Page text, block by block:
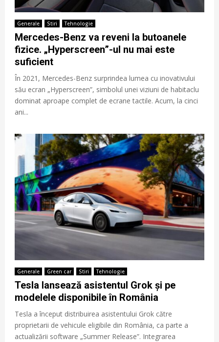
Generale Stiri Tehnologie
Mercedes-Benz va reveni la butoanele
fizice. „Hyperscreen”-ul nu mai este
suficient
În 2021, Mercedes-Benz surprindea lumea cu inovativului
său ecran „Hyperscreen”, simbolul unei viziuni de habitaclu
dominat aproape complet de ecrane tactile. Acum, la cinci
ani...
Generale Green car Stiri Tehnologie
Tesla lansează asistentul Grok și pe
modelele disponibile în România
Tesla a început distribuirea asistentului Grok către
proprietarii de vehicule eligibile din România, ca parte a
actualizării software „Summer Release”. Integrarea